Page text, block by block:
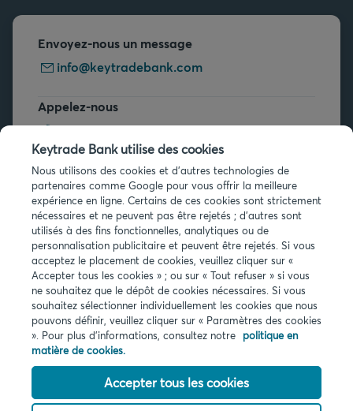
Envoyez-nous un message
info@keytradebank.com
Appelez-nous
+32 2 679 90 00
Vous avez des questions ?
Questions fréquentes
Infos légales
Privacy
Cookies
PSD2
Accessibilité
Keytrade Bank utilise des cookies
Nous utilisons des cookies et d'autres technologies de
partenaires comme Google pour vous offrir la meilleure
expérience en ligne. Certains de ces cookies sont strictement
nécessaires et ne peuvent pas être rejetés ; d'autres sont
utilisés à des fins fonctionnelles, analytiques ou de
personnalisation publicitaire et peuvent être rejetés. Si vous
acceptez le placement de cookies, veuillez cliquer sur «
Accepter tous les cookies » ; ou sur « Tout refuser » si vous
ne souhaitez que le dépôt de cookies nécessaires. Si vous
souhaitez sélectionner individuellement les cookies que nous
pouvons définir, veuillez cliquer sur « Paramètres des cookies
». Pour plus d'informations, consultez notre politique en
matière de cookies.
Accepter tous les cookies